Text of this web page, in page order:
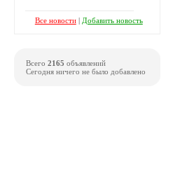
Все новости| Добавить новость
Всего 2165 объявлений
Сегодня ничего не было добавлено